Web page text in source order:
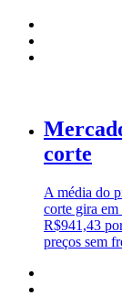
corte
A média do
corte gira
R$941,43
preços sem